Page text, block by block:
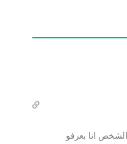
انا بعرفو